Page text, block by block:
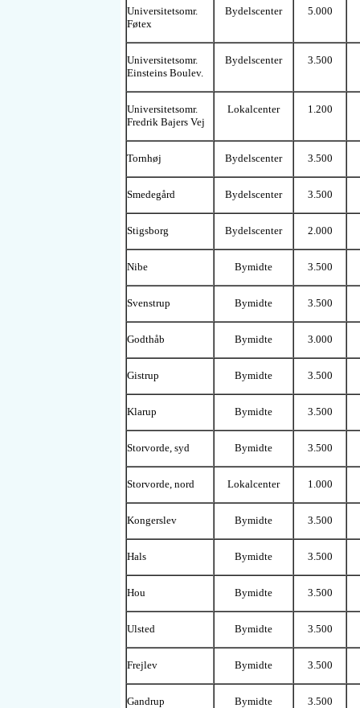
Universitetsomr.
Føtex
Bydelscenter 5.000
Universitetsomr.
Einsteins Boulev.
Bydelscenter 3.500
Universitetsomr.
Fredrik Bajers Vej
Lokalcenter 1.200
Tornhøj Bydelscenter 3.500
Smedegård Bydelscenter 3.500
Stigsborg Bydelscenter 2.000
Nibe Bymidte 3.500
Svenstrup Bymidte 3.500
Godthåb Bymidte 3.000
Gistrup Bymidte 3.500
Klarup Bymidte 3.500
Storvorde, syd Bymidte 3.500
Storvorde, nord Lokalcenter 1.000
Kongerslev Bymidte 3.500
Hals Bymidte 3.500
Hou Bymidte 3.500
Ulsted Bymidte 3.500
Frejlev Bymidte 3.500
Gandrup Bymidte 3.500